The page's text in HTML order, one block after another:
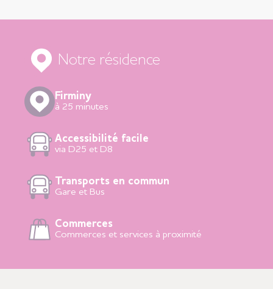
Notre résidence
Firminy
à 25 minutes
Accessibilité facile
via D25 et D8
Transports en commun
Gare et Bus
Commerces
Commerces et services à proximité